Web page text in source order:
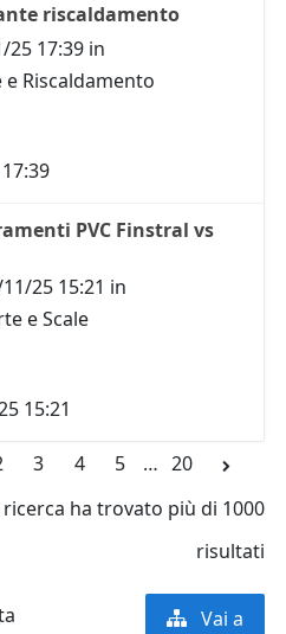
riscaldamento
25 17:39 in
Riscaldamento
PVC Finstral vs
25 15:21 in
e Scale
15:21
3 4 5 … 20
ricerca ha trovato più di 1000
risultati
Vai a